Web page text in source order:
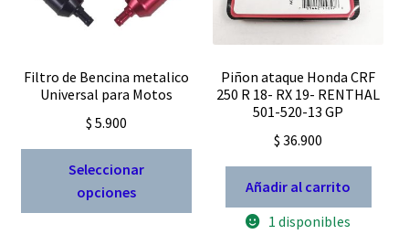
Filtro de Bencina metalico
Universal para Motos
$ 5.900
Seleccionar
opciones
producto
múltiples
Piñon ataque Honda CRF
250 R 18- RX 19- RENTHAL
501-520-13 GP
$ 36.900
Añadir al carrito
1 disponibles